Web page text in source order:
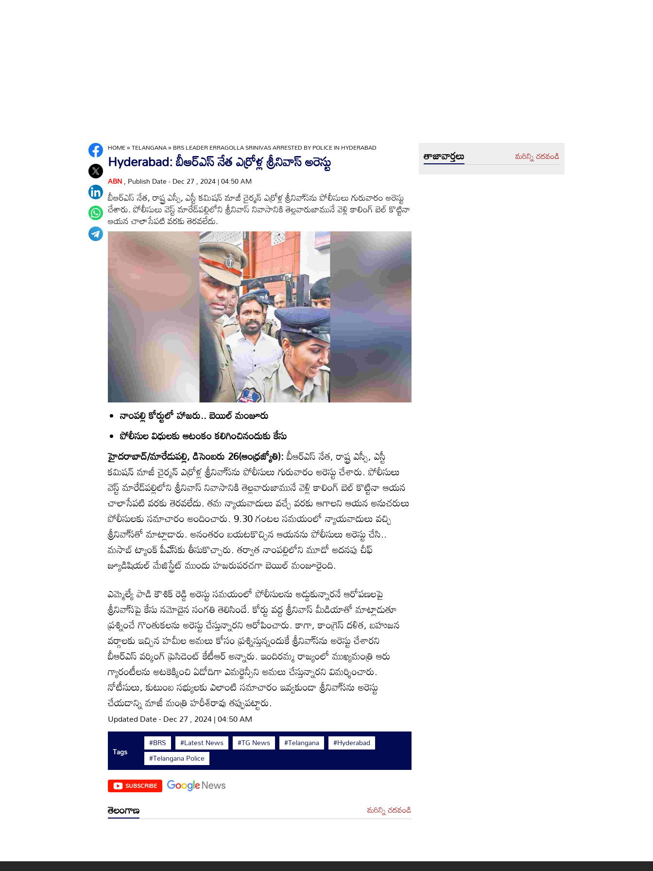
HOME»TELANGANA»BRS LEADER ERRAGOLLA SRINIVAS ARRESTED BY POLICE IN HYDERABAD
Hyderabad: బీఆర్‌ఎస్‌ నేత ఎర్రోళ్ల శ్రీనివాస్‌ అరెస్టు
ABN, Publish Date - Dec 27 , 2024 | 04:50 AM
బీఆర్‌ఎస్‌ నేత, రాష్ట్ర ఎస్సీ, ఎస్టీ కమిషన్‌ మాజీ చైర్మన్‌ ఎర్రోళ్ల శ్రీనివా్‌సను పోలీసులు గురువారం అరెస్టు
చేశారు. పోలీసులు వెస్ట్‌ మారేడ్‌పల్లిలోని శ్రీనివాస్‌ నివాసానికి తెల్లవారుజామునే వెళ్లి కాలింగ్‌ బెల్‌ కొట్టినా
ఆయన చాలాసేపటి వరకు తెరవలేదు.
నాంపల్లి కోర్టులో హాజరు.. బెయిల్‌ మంజూరు
పోలీసుల విధులకు ఆటంకం కలిగించినందుకు కేసు
హైదరాబాద్‌/మారేడుపల్లి, డిసెంబరు 26(ఆంధ్రజ్యోతి):బీఆర్‌ఎస్‌ నేత, రాష్ట్ర ఎస్సీ, ఎస్టీ
కమిషన్‌ మాజీ చైర్మన్‌ ఎర్రోళ్ల శ్రీనివా్‌సను పోలీసులు గురువారం అరెస్టు చేశారు. పోలీసులు
వెస్ట్‌ మారేడ్‌పల్లిలోని శ్రీనివాస్‌ నివాసానికి తెల్లవారుజామునే వెళ్లి కాలింగ్‌ బెల్‌ కొట్టినా ఆయన
చాలాసేపటి వరకు తెరవలేదు. తమ న్యాయవాదులు వచ్చే వరకు ఆగాలని ఆయన అనుచరులు
పోలీసులకు సమాచారం అందించారు. 9.30 గంటల సమయంలో న్యాయవాదులు వచ్చి
శ్రీనివా్‌సతో మాట్లాడారు. అనంతరం బయటకొచ్చిన ఆయనను పోలీసులు అరెస్టు చేసి..
మసాబ్‌ ట్యాంక్‌ పీఎ్‌సకు తీసుకొచ్చారు. తర్వాత నాంపల్లిలోని మూడో అదనపు చీఫ్‌
జ్యూడిషియల్‌ మేజిస్ట్రేట్‌ ముందు హజరుపరచగా బెయిల్‌ మంజూరైంది.
ఎమ్మెల్యే పాడి కౌశిక్‌ రెడ్డి అరెస్టు సమయంలో పోలీసులను అడ్డుకున్నారనే ఆరోపణలపై
శ్రీనివా్‌సపై కేసు నమోదైన సంగతి తెలిసిందే. కోర్టు వద్ద శ్రీనివాస్‌ మీడియాతో మాట్లాడుతూ
ప్రశ్నించే గొంతుకలను అరెస్టు చేస్తున్నారని ఆరోపించారు. కాగా, కాంగ్రెస్‌ దళిత, బహుజన
వర్గాలకు ఇచ్చిన హమీల అమలు కోసం ప్రశ్నిస్తున్నందుకే శ్రీనివా్‌సను అరెస్టు చేశారని
బీఆర్‌ఎస్‌ వర్కింగ్‌ ప్రెసిడెంట్‌ కేటీఆర్‌ అన్నారు. ఇందిరమ్మ రాజ్యంలో ముఖ్యమంత్రి ఆరు
గ్యారంటీలను అటకెక్కించి ఏడోదిగా ఎమర్జెన్సీని అమలు చేస్తున్నారని విమర్శించారు.
నోటీసులు, కుటుంబ సభ్యులకు ఎలాంటి సమాచారం ఇవ్వకుండా శ్రీనివా్‌సను అరెస్టు
చేయడాన్ని మాజీ మంత్రి హరీశ్‌రావు తప్పుపట్టారు.
Updated Date - Dec 27 , 2024 | 04:50 AM
Tags
#BRS #Latest News #TG News #Telangana
#Hyderabad
#Telangana Police
SUBSCRIBE
తెలంగాణ మరిన్ని చదవండి
తాజావార్తలు మరిన్ని చదవండి